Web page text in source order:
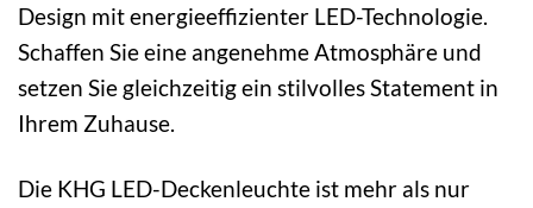
Design mit energieeffizienter LED-Technologie.
Schaffen Sie eine angenehme Atmosphäre und
setzen Sie gleichzeitig ein stilvolles Statement in
Ihrem Zuhause.
Die KHG LED-Deckenleuchte ist mehr als nur